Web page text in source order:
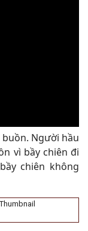
buồn. Người hầu
vì bầy chiên đi
chiên không